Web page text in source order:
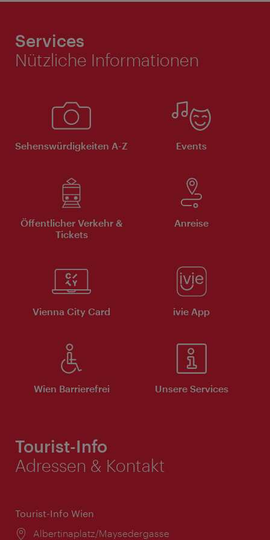
Services
Nützliche Informationen
Sehenswürdigkeiten A-Z Events
Öffentlicher Verkehr &
Tickets
Anreise
Vienna City Card ivie App
Wien Barrierefrei Unsere Services
Tourist-Info
Adressen & Kontakt
Tourist-Info Wien
Ort:
Albertinaplatz/Maysedergasse